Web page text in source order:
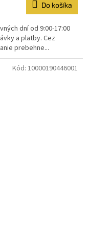
Do košíka
dní od 9:00-17:00
a platby. Cez
prebehne...
Kód: 10000190446001